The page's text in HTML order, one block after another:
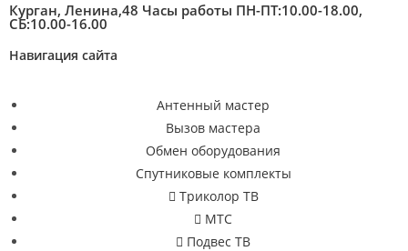
Курган, Ленина,48 Часы работы ПН-ПТ:10.00-18.00,
СБ:10.00-16.00
Навигация сайта
Антенный мастер
Вызов мастера
Обмен оборудования
Спутниковые комплекты
Триколор ТВ
МТС
Подвес ТВ